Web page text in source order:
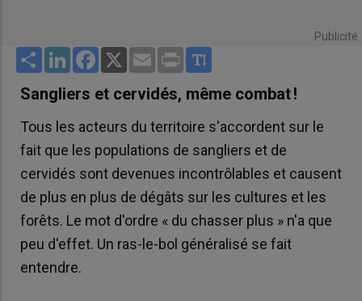
Publicité
Share LinkedInFacebook
X Email Print
Sangliers et cervidés, même combat !
Tous les acteurs du territoire s'accordent sur le
fait que les populations de sangliers et de
cervidés sont devenues incontrôlables et causent
de plus en plus de dégâts sur les cultures et les
forêts. Le mot d'ordre « du chasser plus » n'a que
peu d'effet. Un ras-le-bol généralisé se fait
entendre.